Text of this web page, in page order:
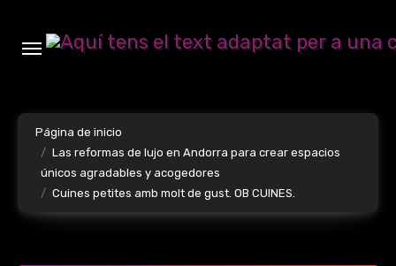
contenido
Página de inicio
Las reformas de lujo en Andorra para crear espacios
únicos agradables y acogedores
Cuines petites amb molt de gust. OB CUINES.